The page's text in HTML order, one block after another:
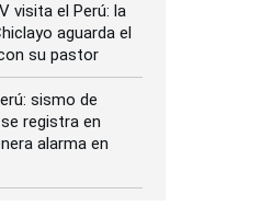
visita el Perú: la
aguarda el
su pastor
sismo de
registra en
alarma en